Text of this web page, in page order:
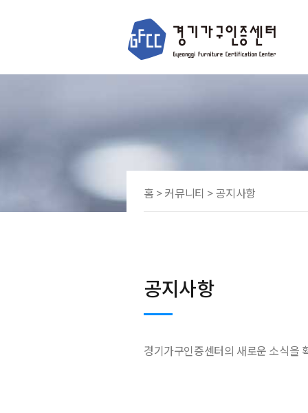
홈 > 커뮤니티 > 공지사항
공지사항
경기가구인증센터의 새로운 소식을